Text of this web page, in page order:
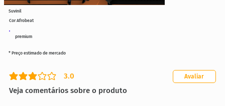
premium
Cor Afrobeat
3.0
classificação média é 3 de 5
Veja comentários sobre o produto
Avaliar
* Preço estimado de mercado
Suvinil